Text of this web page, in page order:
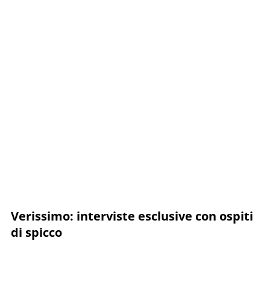
Verissimo: interviste esclusive con ospiti
di spicco